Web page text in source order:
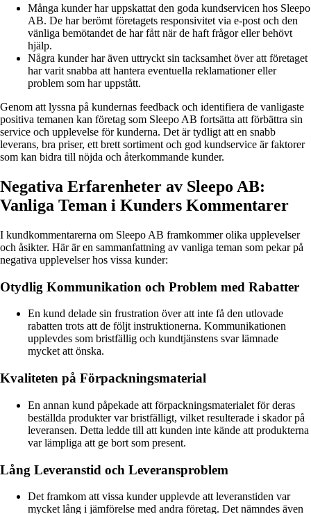
Många kunder har uppskattat den goda kundservicen hos Sleepo
AB. De har berömt företagets responsivitet via e-post och den
vänliga bemötandet de har fått när de haft frågor eller behövt
hjälp.
Några kunder har även uttryckt sin tacksamhet över att företaget
har varit snabba att hantera eventuella reklamationer eller
problem som har uppstått.
Genom att lyssna på kundernas feedback och identifiera de vanligaste
positiva temanen kan företag som Sleepo AB fortsätta att förbättra sin
service och upplevelse för kunderna. Det är tydligt att en snabb
leverans, bra priser, ett brett sortiment och god kundservice är faktorer
som kan bidra till nöjda och återkommande kunder.
Negativa Erfarenheter av Sleepo AB:
Vanliga Teman i Kunders Kommentarer
I kundkommentarerna om Sleepo AB framkommer olika upplevelser
och åsikter. Här är en sammanfattning av vanliga teman som pekar på
negativa upplevelser hos vissa kunder:
Otydlig Kommunikation och Problem med Rabatter
En kund delade sin frustration över att inte få den utlovade
rabatten trots att de följt instruktionerna. Kommunikationen
upplevdes som bristfällig och kundtjänstens svar lämnade
mycket att önska.
Kvaliteten på Förpackningsmaterial
En annan kund påpekade att förpackningsmaterialet för deras
beställda produkter var bristfälligt, vilket resulterade i skador på
leveransen. Detta ledde till att kunden inte kände att produkterna
var lämpliga att ge bort som present.
Lång Leveranstid och Leveransproblem
Det framkom att vissa kunder upplevde att leveranstiden var
mycket lång i jämförelse med andra företag. Det nämndes även